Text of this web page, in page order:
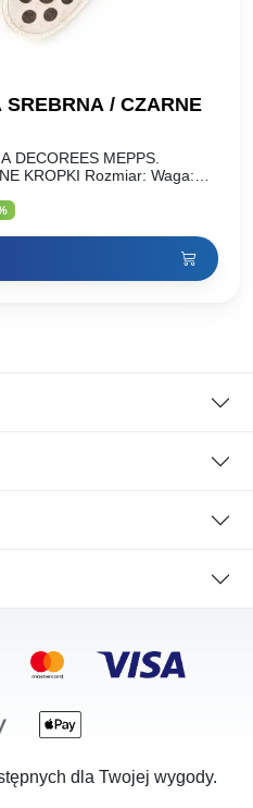
/ CZARNE
DECOREES MEPPS.
KROPKI Rozmiar: Waga:
dla Twojej wygody.